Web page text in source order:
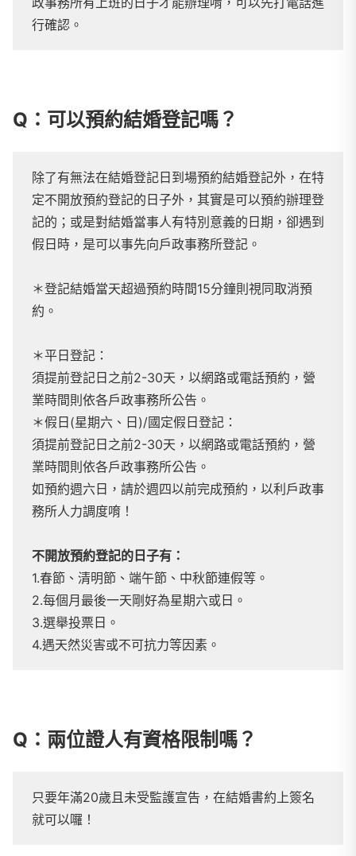
行確認。
Q：可以預約結婚登記嗎？
除了有無法在結婚登記日到場預約結婚登記外，在特
定不開放預約登記的日子外，其實是可以預約辦理登
記的；或是對結婚當事人有特別意義的日期，卻遇到
假日時，是可以事先向戶政事務所登記。
＊登記結婚當天超過預約時間15分鐘則視同取消預
約。
＊平日登記：
須提前登記日之前2-30天，以網路或電話預約，營
業時間則依各戶政事務所公告。
＊假日(星期六、日)/國定假日登記：
須提前登記日之前2-30天，以網路或電話預約，營
業時間則依各戶政事務所公告。
如預約週六日，請於週四以前完成預約，以利戶政事
務所人力調度唷！
不開放預約登記的日子有：
1.春節、清明節、端午節、中秋節連假等。
2.每個月最後一天剛好為星期六或日。
3.選舉投票日。
4.遇天然災害或不可抗力等因素。
Q：兩位證人有資格限制嗎？
只要年滿20歲且未受監護宣告，在結婚書約上簽名
就可以囉！